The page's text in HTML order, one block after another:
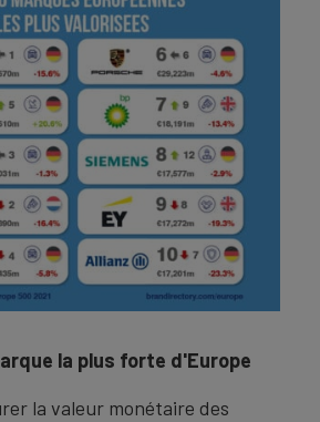
la plus forte d'Europe
la valeur monétaire des